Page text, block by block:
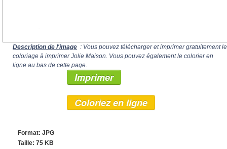
Description de l'image : Vous pouvez télécharger et imprimer gratuitement le
coloriage à imprimer Jolie Maison. Vous pouvez également le colorier en
ligne au bas de cette page.
Imprimer
Coloriez en ligne
Format: JPG
Taille: 75 KB